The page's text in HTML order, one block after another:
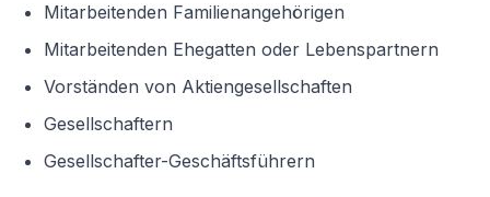
Mitarbeitenden Familienangehörigen
Mitarbeitenden Ehegatten oder Lebenspartnern
Vorständen von Aktiengesellschaften
Gesellschaftern
Gesellschafter-Geschäftsführern